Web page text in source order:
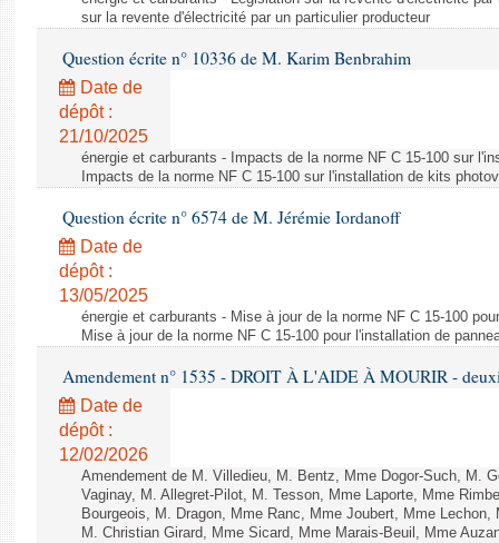
sur la revente d'électricité par un particulier producteur
Question écrite n° 10336 de M. Karim Benbrahim
Date de
dépôt :
21/10/2025
énergie et carburants - Impacts de la norme NF C 15-100 sur
Impacts de la norme NF C 15-100 sur l'installation de kits
Question écrite n° 6574 de M. Jérémie Iordanoff
Date de
dépôt :
13/05/2025
énergie et carburants - Mise à jour de la norme NF C 15-100
Mise à jour de la norme NF C 15-100 pour l'installation de
Amendement n° 1535 - DROIT À L'AIDE À MOURIR -
Date de
dépôt :
12/02/2026
Amendement de M. Villedieu, M. Bentz, Mme Dogor-Such, M.
Vaginay, M. Allegret-Pilot, M. Tesson, Mme Laporte, Mme
Bourgeois, M. Dragon, Mme Ranc, Mme Joubert, Mme
M. Christian Girard, Mme Sicard, Mme Marais-Beuil, Mme